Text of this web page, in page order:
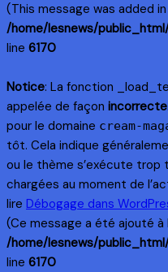
(This message was added in
/home/lesnews/
line 6170
Notice: La fonction
appelée de façon incorrecte
pour le domaine cream-
tôt. Cela indique
ou le thème s’exécute
chargées au moment de
lire Débogage dans
(Ce message a été ajouté à
/home/lesnews/
line 6170